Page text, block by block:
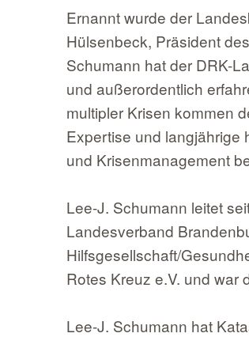
Ernannt wurde der
Hülsenbeck, Präsident
Schumann hat der DRK-
und außerordentlich
multipler Krisen kommen
Expertise und langjährige
und Krisenmanagement
Lee-J. Schumann leitet
Landesverband
Hilfsgesellschaft/
Rotes Kreuz e.V. und war
Lee-J. Schumann hat